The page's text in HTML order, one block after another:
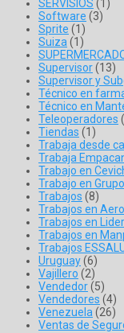
SERVISIOS (1)
Software (3)
Sprite (1)
Suiza(1)
Supervisor(13)
Supervisor y
Técnico en
Técnico en
Teleoperadores
Tiendas (1)
Trabaja desde
Trabaja
Trabajo en
Trabajo en
Trabajos (8)
Trabajos en
Trabajos en
Trabajos en
Trabajos
Uruguay(6)
Vajillero (2)
Vendedor(5)
Vendedores (4)
Venezuela(26)
Ventas de